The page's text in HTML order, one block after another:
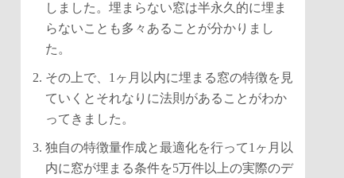
しました。埋まらない窓は半永久的に埋ま
らないことも多々あることが分かりまし
た。
その上で、1ヶ月以内に埋まる窓の特徴を見
ていくとそれなりに法則があることがわか
ってきました。
独自の特徴量作成と最適化を行って1ヶ月以
内に窓が埋まる条件を5万件以上の実際のデ